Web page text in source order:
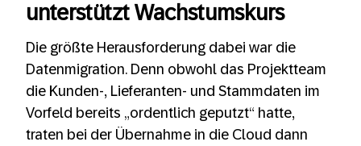
unterstützt Wachstumskurs
Die größte Herausforderung dabei war die
Datenmigration. Denn obwohl das Projektteam
die Kunden-, Lieferanten- und Stammdaten im
Vorfeld bereits „ordentlich geputzt“ hatte,
traten bei der Übernahme in die Cloud dann